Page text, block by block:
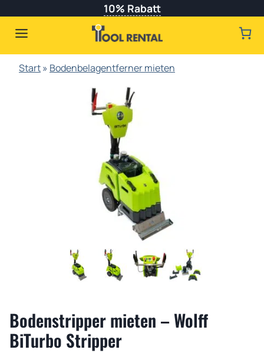
springen
10% Rabatt
Start» Bodenbelagentferner mieten
Bodenstripper mieten – Wolff
BiTurbo Stripper